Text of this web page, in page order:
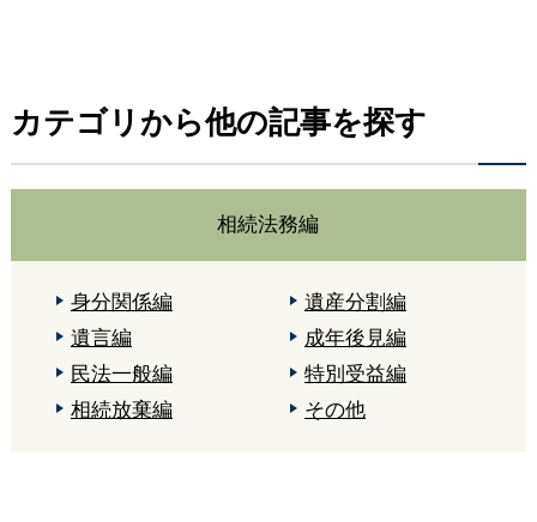
カテゴリから他の記事を探す
相続法務編
身分関係編
遺産分割編
遺言編
成年後見編
民法一般編
特別受益編
相続放棄編
その他